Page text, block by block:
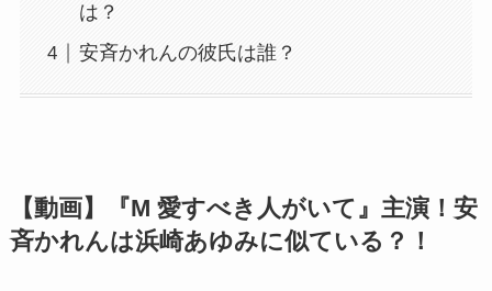
は？
安斉かれんの彼氏は誰？
【動画】『M 愛すべき人がいて』主演！安
斉かれんは浜崎あゆみに似ている？！